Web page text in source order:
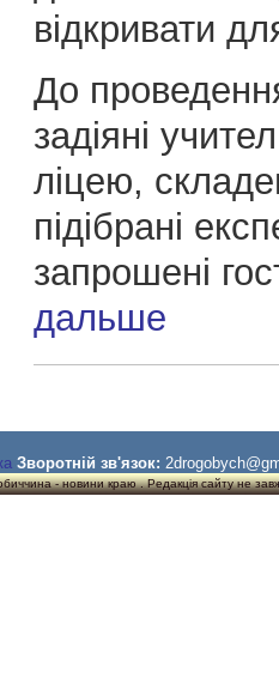
відкривати
До
задіяні
ліцею,
підібрані
запрошені
дальше
Зворотній зв'язок:
- новини краю . Редакція сайту не